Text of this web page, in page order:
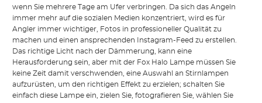
wenn Sie mehrere Tage am Ufer verbringen. Da sich das Angeln
immer mehr auf die sozialen Medien konzentriert, wird es für
Angler immer wichtiger, Fotos in professioneller Qualität zu
machen und einen ansprechenden Instagram-Feed zu erstellen.
Das richtige Licht nach der Dämmerung, kann eine
Herausforderung sein, aber mit der Fox Halo Lampe müssen Sie
keine Zeit damit verschwenden, eine Auswahl an Stirnlampen
aufzurüsten, um den richtigen Effekt zu erzielen; schalten Sie
einfach diese Lampe ein, zielen Sie, fotografieren Sie, wählen Sie